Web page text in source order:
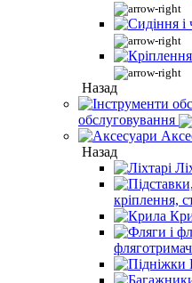
Назад
обслуговування
Назад
кріплення,